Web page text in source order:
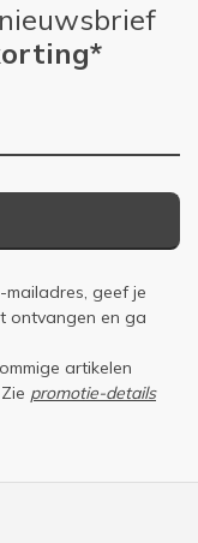
geef je
ontvangen en ga
artikelen
promotie-details